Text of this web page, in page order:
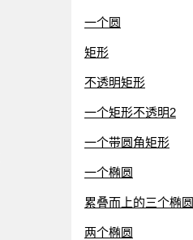
一个圆
矩形
不透明矩形
一个矩形不透明2
一个带圆角矩形
一个椭圆
累叠而上的三个椭圆
两个椭圆